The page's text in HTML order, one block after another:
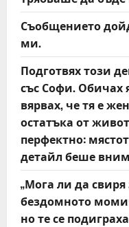
g
a
t
i
o
n
Съобщението
ми.
Подготвях този
със Софи. Обичах
вярвах, че тя е
остатъка от
перфектно:
детайл беше
„Мога ли да свиря
бездомното
но те се